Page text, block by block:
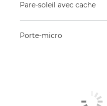
Pare-soleil avec cache
Porte-micro